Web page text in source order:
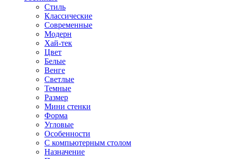
Стиль
Классические
Современные
Модерн
Хай-тек
Цвет
Белые
Венге
Светлые
Темные
Размер
Мини стенки
Форма
Угловые
Особенности
С компьютерным столом
Назначение